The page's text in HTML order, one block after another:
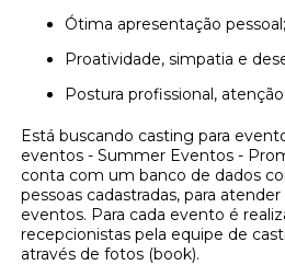
Ótima apresentação pessoal;
Proatividade, simpatia e
Postura profissional,
Está buscando casting para
eventos - Summer Eventos -
conta com um banco de dados
pessoas cadastradas, para
eventos. Para cada evento é
recepcionistas pela equipe de
através de fotos (book).